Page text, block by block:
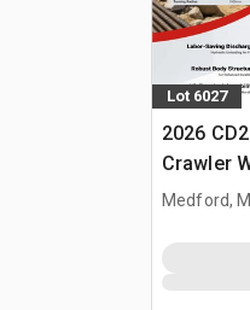
Lot 6027
2026
Crawler
Medford,